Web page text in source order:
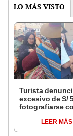
LO MÁS VISTO
Turista
excesivo de S/
fotografiarse
Serenazgo
dinero
LEER MÁS